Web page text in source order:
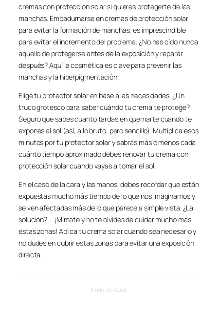
cremas con protección solar si quieres protegerte de las
manchas. Embadurnarse en cremas de protección solar
para evitar la formación de manchas, es imprescindible
para evitar el incremento del problema. ¿No has oído nunca
aquello de protegerse antes de la exposición y reparar
después? Aquí la cosmética es clave para prevenir las
manchas y la hiperpigmentación.
Elige tu protector solar en base a las necesidades. ¿Un
truco grotesco para saber cuándo tu crema te protege?
Seguro que sabes cuanto tardas en quemarte cuando te
expones al sol (así, a lo bruto, pero sencillo). Multiplica esos
minutos por tu protector solar y sabrás más o menos cada
cuánto tiempo aproximado debes renovar tu crema con
protección solar cuando vayas a tomar el sol.
En el caso de la cara y las manos, debes recordar que están
expuestas mucho más tiempo de lo que nos imaginamos y
se ven afectadas más de lo que parece a simple vista. ¿La
solución?…. ¡Mímate y no te olvides de cuidar mucho más
estas zonas! Aplica tu crema solar cuando sea necesario y
no dudes en cubrir estas zonas para evitar una exposición
directa.
PUBLICIDAD